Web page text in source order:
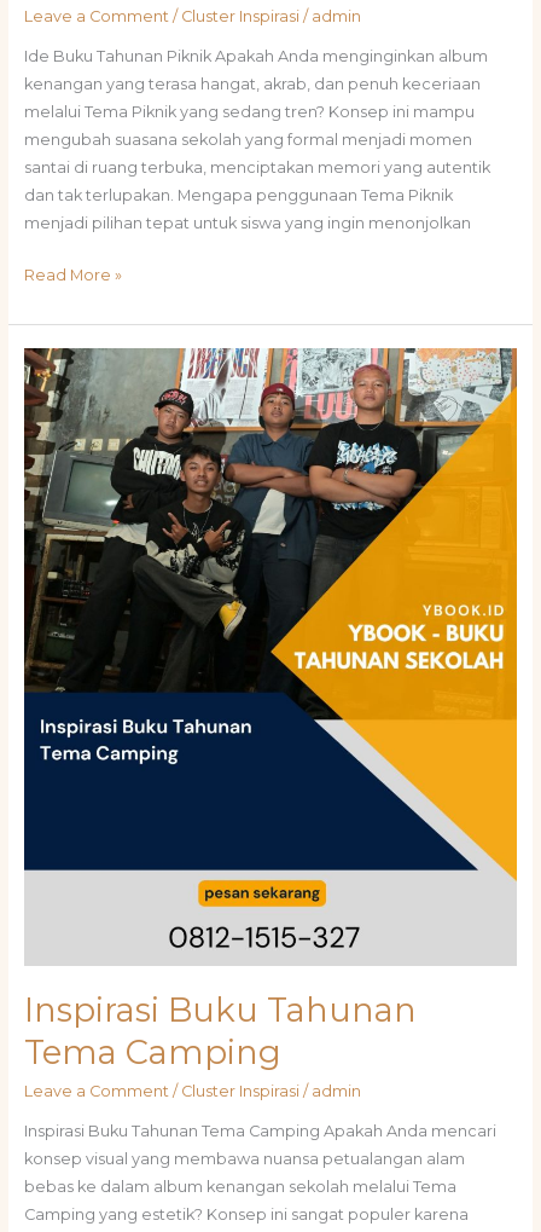
Leave a Comment / Cluster Inspirasi/ admin
Ide Buku Tahunan Piknik Apakah Anda menginginkan album
kenangan yang terasa hangat, akrab, dan penuh keceriaan
melalui Tema Piknik yang sedang tren? Konsep ini mampu
mengubah suasana sekolah yang formal menjadi momen
santai di ruang terbuka, menciptakan memori yang autentik
dan tak terlupakan. Mengapa penggunaan Tema Piknik
menjadi pilihan tepat untuk siswa yang ingin menonjolkan
Read More »
Inspirasi Buku Tahunan
Tema Camping
Leave a Comment / Cluster Inspirasi/ admin
Inspirasi Buku Tahunan Tema Camping Apakah Anda mencari
konsep visual yang membawa nuansa petualangan alam
bebas ke dalam album kenangan sekolah melalui Tema
Camping yang estetik? Konsep ini sangat populer karena
Inspirasi
Buku
Tahunan
Tema
Camping